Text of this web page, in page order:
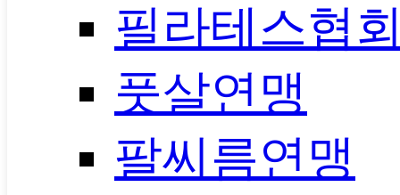
필라테스협
풋살연맹
팔씨름연맹